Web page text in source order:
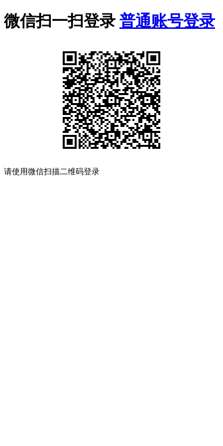
微信扫一扫登录 普通账号登录
请使用微信扫描二维码登录